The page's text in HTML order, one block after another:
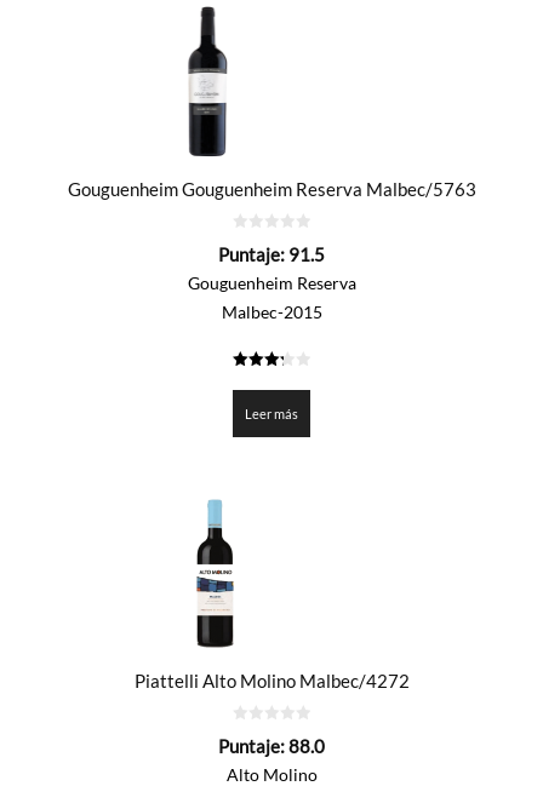
Gouguenheim Gouguenheim Reserva Malbec/5763
de
Puntaje: 91.5
Gouguenheim Reserva
Malbec-2015
de 5
Leer más
Piattelli Alto Molino Malbec/4272
de
Puntaje:88.0
Alto Molino